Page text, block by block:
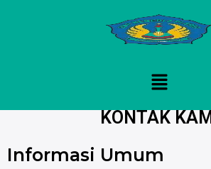
Menu
KONTAK KAMI
Informasi Umum